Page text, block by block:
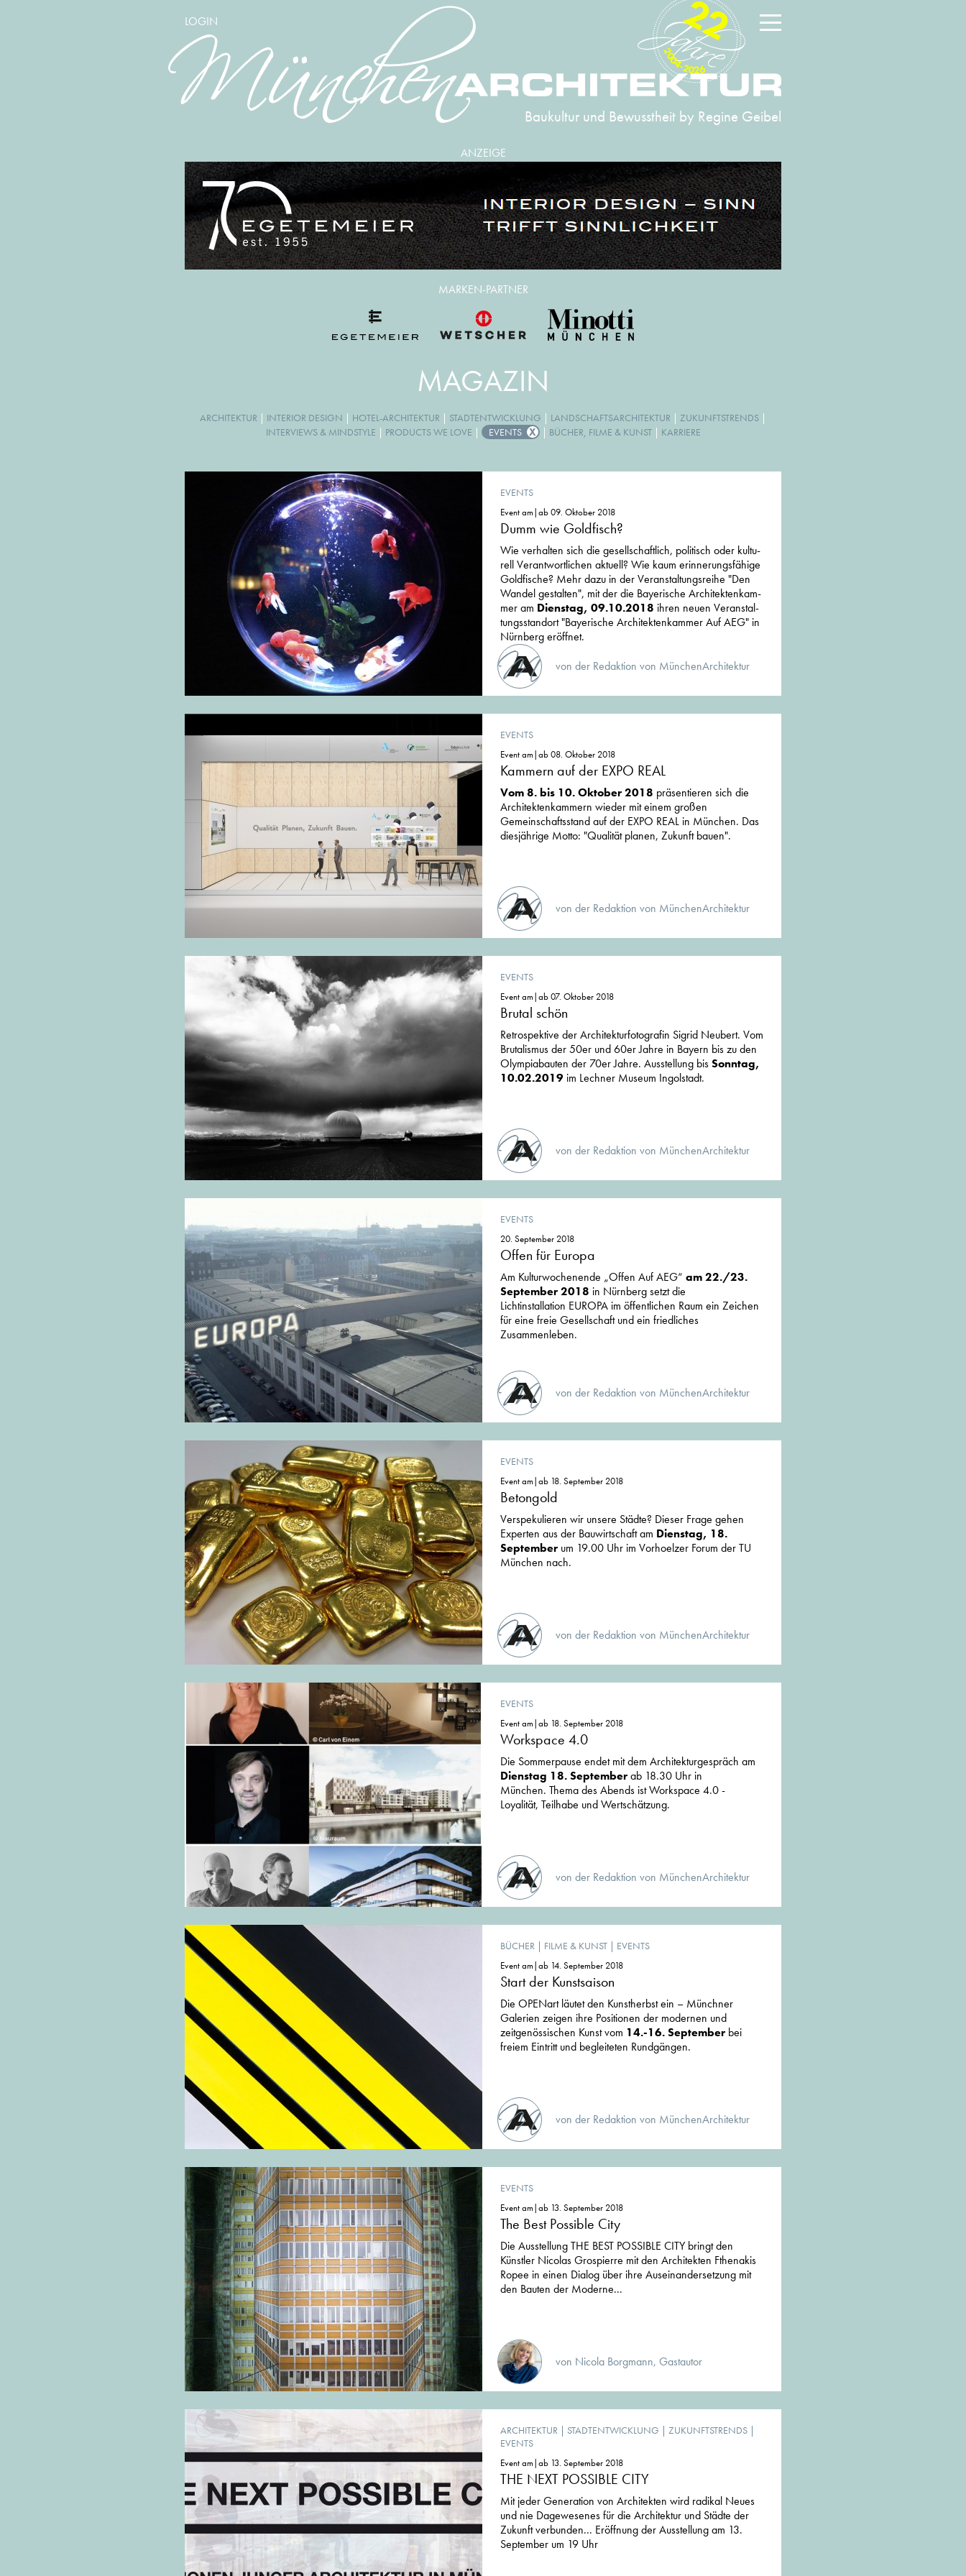
LOGIN
Baukultur und Bewusstheit by Regine Geibel
2004-2026
22
ANZEIGE
MAGAZIN
ARCHITEKTUR | INTERIOR DESIGN | HOTEL-ARCHITEKTUR | STADTENTWICKLUNG | LANDSCHAFTSARCHITEKTUR | ZUKUNFTSTRENDS |
INTERVIEWS & MINDSTYLE | PRODUCTS WE LOVE | EVENTS | BÜCHER, FILME & KUNST| KARRIERE
EVENTS
Event am|ab 09. Oktober 2018
Dumm wie Goldfisch?
Wie ver­hal­ten sich die gesell­schaft­li­ch, poli­ti­sch oder kul­tu­
rel­l Verant­wor­tlichen aktu­ell? Wie kaum erin­ne­rungs­fä­hige
Gold­fi­sche? Mehr dazu in der Ver­an­stal­tungs­reihe "Den
Wandel gestalten", mit der die Baye­ri­sche Archi­tek­ten­kam­
mer am Dienstag, 09.10.2018 ihren neuen Ver­an­stal­
tungs­stand­ort "Baye­ri­sche Archi­tek­ten­kam­mer Auf AEG" in
Nürn­berg eröff­net.
von der Redaktion von MünchenArchitektur
EVENTS
Event am|ab 08. Oktober 2018
Kammern auf der EXPO REAL
Vom 8. bis 10. Oktober 2018 präsentieren sich die
Architektenkammern wieder mit einem großen
Gemeinschaftsstand auf der EXPO REAL in München. Das
diesjährige Motto: "Qualität planen, Zukunft bauen".
von der Redaktion von MünchenArchitektur
EVENTS
Event am|ab 07. Oktober 2018
Brutal schön
Retrospektive der Architekturfotografin Sigrid Neubert. Vom
Brutalismus der 50er und 60er Jahre in Bayern bis zu den
Olympiabauten der 70er Jahre. Ausstellung bisSonntag,
10.02.2019 im Lechner Museum Ingolstadt.
von der Redaktion von MünchenArchitektur
EVENTS
20. September 2018
Offen für Europa
Am Kulturwochenende „Offen Auf AEG“ am 22./23.
September 2018 in Nürnberg setzt die
Lichtinstallation EUROPA im öffentlichen Raum ein Zeichen
für eine freie Gesellschaft und ein friedliches
Zusammenleben.
von der Redaktion von MünchenArchitektur
EVENTS
Event am|ab 18. September 2018
Betongold
Verspekulieren wir unsere Städte? Dieser Frage gehen
Experten aus der Bauwirtschaft am Dienstag, 18.
September um 19.00 Uhr im Vorhoelzer Forum der TU
München nach.
von der Redaktion von MünchenArchitektur
EVENTS
Event am|ab 18. September 2018
Workspace 4.0
Die Sommerpause endet mit dem Architekturgespräch am
Dienstag 18. Septemberab 18.30 Uhr in
München. Thema des Abends ist Workspace 4.0 -
Loyalität, Teilhabe und Wertschätzung.
von der Redaktion von MünchenArchitektur
BÜCHER | FILME & KUNST | EVENTS
Event am|ab 14. September 2018
Start der Kunstsaison
Die OPENart läutet den Kunstherbst ein – Münchner
Galerien zeigen ihre Positionen der modernen und
zeitgenössischen Kunst vom 14.-16. September bei
freiem Eintritt und begleiteten Rundgängen.
von der Redaktion von MünchenArchitektur
EVENTS
Event am|ab 13. September 2018
The Best Possible City
Die Ausstellung THE BEST POSSIBLE CITY bringt den
Künstler Nicolas Grospierre mit den Architekten Fthenakis
Ropee in einen Dialog über ihre Auseinandersetzung mit
den Bauten der Moderne...
von Nicola Borgmann, Gastautor
ARCHITEKTUR | STADTENTWICKLUNG | ZUKUNFTSTRENDS |
EVENTS
Event am|ab 13. September 2018
THE NEXT POSSIBLE CITY
Mit jeder Generation von Architekten wird radikal Neues
und nie Dagewesenes für die Architektur und Städte der
Zukunft verbunden... Eröffnung der Ausstellung am 13.
September um 19 Uhr